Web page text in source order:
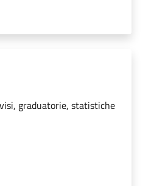
graduatorie, statistiche